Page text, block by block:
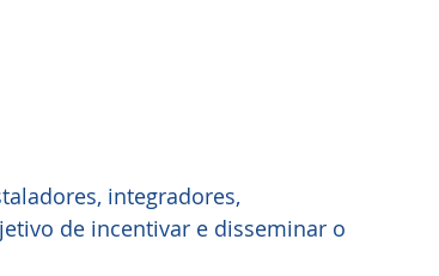
integradores,
de incentivar e disseminar o